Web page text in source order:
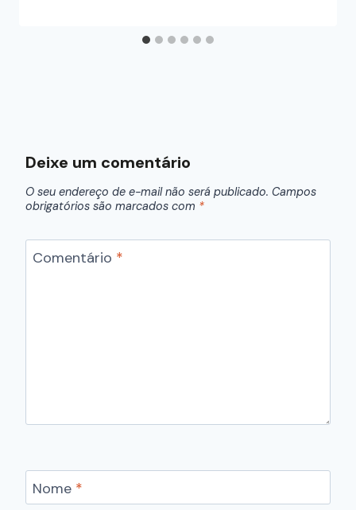
Deixe um comentário
O seu endereço de e-mail não será publicado. Campos
obrigatórios são marcados com *
Comentário *
Nome *